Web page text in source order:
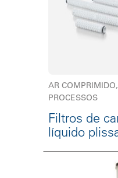
AR
PROCESSOS
Filtros de
líquido